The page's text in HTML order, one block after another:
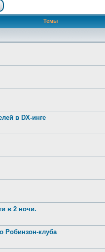
Расширенный поиск
Темы
в DX-инге
в 2 ночи.
Робинзон-клуба